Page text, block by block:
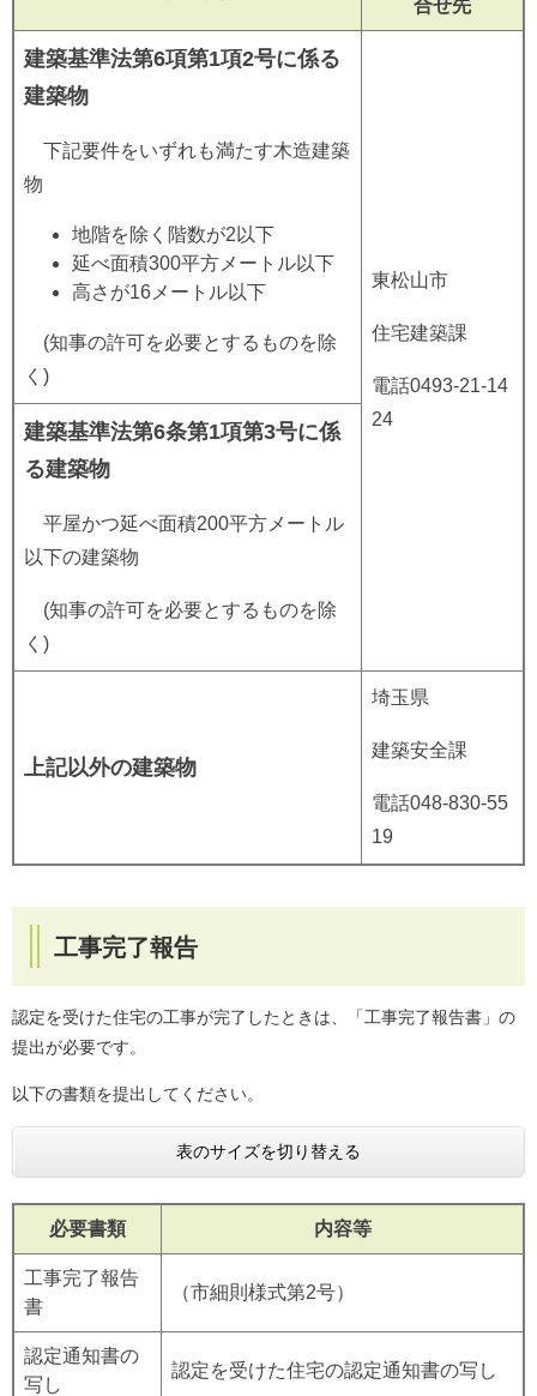
合せ先
建築基準法第6項第1項2号に係る
建築物
下記要件をいずれも満たす木造建築
物
地階を除く階数が2以下
延べ面積300平方メートル以下
高さが16メートル以下
(知事の許可を必要とするものを除
く)
東松山市
住宅建築課
電話0493-21-14
24
建築基準法第6条第1項第3号に係
る建築物
平屋かつ延べ面積200平方メートル
以下の建築物
(知事の許可を必要とするものを除
く)
上記以外の建築物
埼玉県
建築安全課
電話048-830-55
19
工事完了報告
認定を受けた住宅の工事が完了したときは、「工事完了報告書」の
提出が必要です。
以下の書類を提出してください。
表のサイズを切り替える
必要書類 内容等
工事完了報告
書
（市細則様式第2号）
認定通知書の
写し
認定を受けた住宅の認定通知書の写し